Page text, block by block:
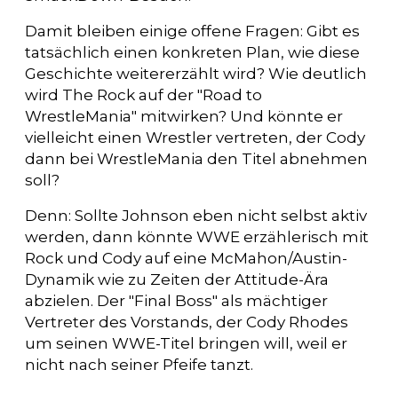
Damit bleiben einige offene Fragen: Gibt es
tatsächlich einen konkreten Plan, wie diese
Geschichte weitererzählt wird? Wie deutlich
wird The Rock auf der "Road to
WrestleMania" mitwirken? Und könnte er
vielleicht einen Wrestler vertreten, der Cody
dann bei WrestleMania den Titel abnehmen
soll?
Denn: Sollte Johnson eben nicht selbst aktiv
werden, dann könnte WWE erzählerisch mit
Rock und Cody auf eine McMahon/Austin-
Dynamik wie zu Zeiten der Attitude-Ära
abzielen. Der "Final Boss" als mächtiger
Vertreter des Vorstands, der Cody Rhodes
um seinen WWE-Titel bringen will, weil er
nicht nach seiner Pfeife tanzt.